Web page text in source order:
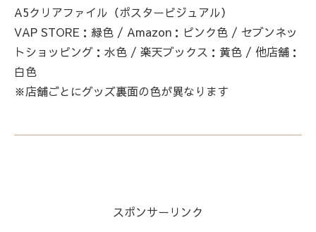
A5クリアファイル（ポスタービジュアル）
VAP STORE：緑色 / Amazon：ピンク色 / セブンネッ
トショッピング：水色 / 楽天ブックス：黄色 / 他店舗：
白色
※店舗ごとにグッズ裏面の色が異なります
スポンサーリンク